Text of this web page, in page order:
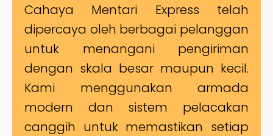
Cahaya Mentari Express telah
dipercaya oleh berbagai pelanggan
untuk menangani pengiriman
dengan skala besar maupun kecil.
Kami menggunakan armada
modern dan sistem pelacakan
canggih untuk memastikan setiap